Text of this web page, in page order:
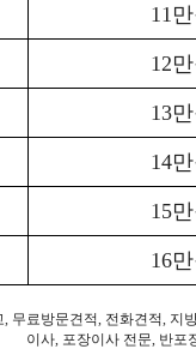
11
12
13
14
15
16
무료방문견적, 전화견적,
이사, 포장이사 전문, 반포